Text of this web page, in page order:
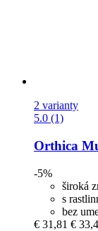
2 varianty
5.0 (1)
Orthica
-5%
široká
s
bez
€ 31,81 €